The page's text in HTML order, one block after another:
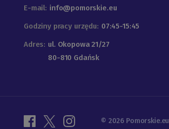
E-mail: info@pomorskie.eu
Godziny pracy urzędu: 07:45-15:45
Adres: ul. Okopowa 21/27
80-810 Gdańsk
© 2026 Pomorskie.eu